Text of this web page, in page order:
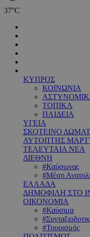
37°C
ΚΥΠΡΟΣ
ΚΟΙΝΩΝΙΑ
ΤΟΠΙΚΑ
ΠΑΙΔΕΙΑ
ΥΓΕΙΑ
ΣΚΟΤΕΙΝΟ
ΑΥΤΟΠΤΗΣ
ΤΕΛΕΥΤΑΙΑ ΝΕΑ
ΔΙΕΘΝΗ
#Καύσωνας
#Μέση
ΕΛΛΑΔΑ
ΔΗΜΟΦΙΛΗ ΣΤΟ
ΟΙΚΟΝΟΜΙΑ
#Καύσιμα
#Τουρισμός